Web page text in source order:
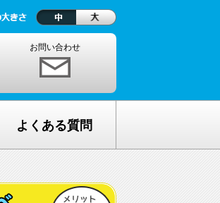
お問い合わせ
よくある質問